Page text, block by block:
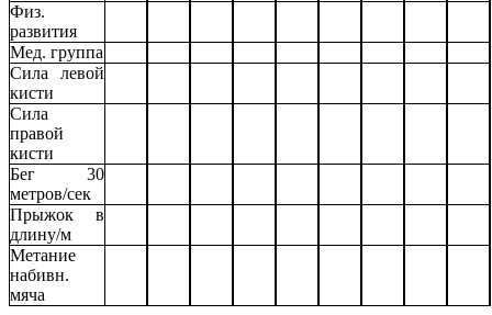
Физ.
развития
Мед. группа
Сила левой
кисти
Сила
правой
кисти
Бег 30
метров/сек
Прыжок в
длину/м
Метание
набивн.
мяча